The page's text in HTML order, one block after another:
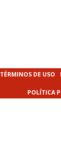
TÉRMINOS DE USO
POLÍTICA